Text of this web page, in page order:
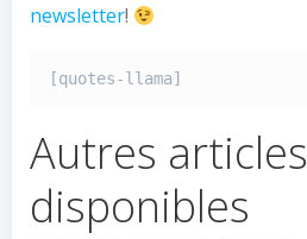
newsletter!
[quotes-llama]
Autres articles
disponibles